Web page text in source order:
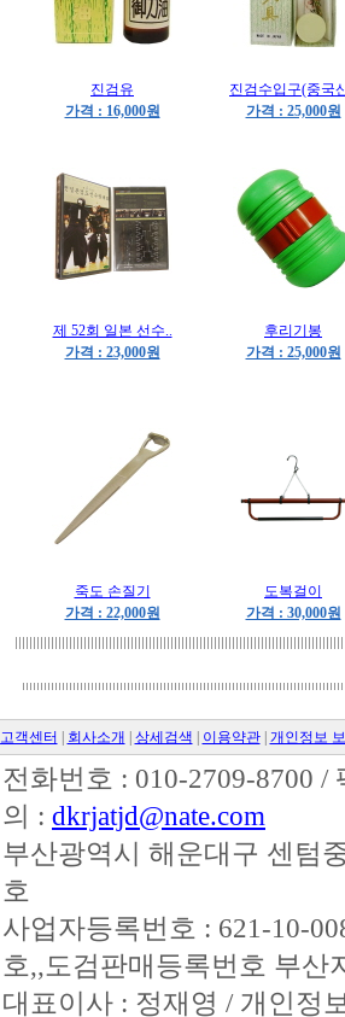
진검유
가격 : 16,000원
진검수입구(중국
가격 : 25,000원
제 52회 일본 선수..
가격 : 23,000원
후리기봉
가격 : 25,000원
죽도 손질기
가격 : 22,000원
도복걸이
가격 : 30,000원
고객센터 회사소개 상세검색 이용약관| 개인정보
전화번호 : 010-2709-8700 /
의 : dkrjatjd@nate.com
부산광역시 해운대구 센텀
호
사업자등록번호 : 621-10-
호,,도검판매등록번호 부산
대표이사 : 정재영 / 개인정